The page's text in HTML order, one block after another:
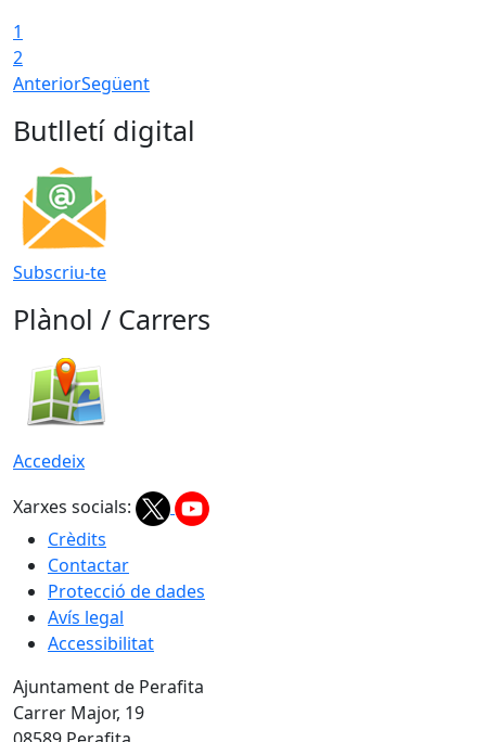
1
2
AnteriorSegüent
Butlletí digital
Subscriu-te
Plànol / Carrers
Accedeix
Xarxes socials:
Crèdits
Contactar
Protecció de dades
Avís legal
Accessibilitat
Ajuntament de Perafita
Carrer Major, 19